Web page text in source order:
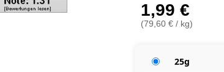
1,99 €
(79,60 € / kg)
25g